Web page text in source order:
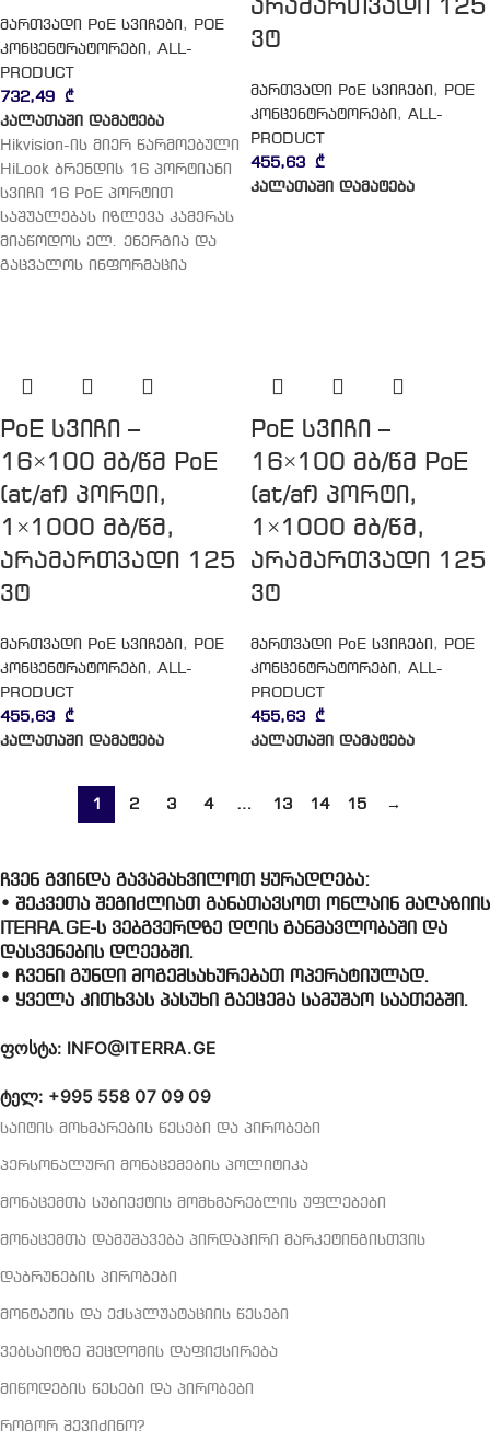
მართვადი PoE სვიჩები ,
POE
კონცენტრატორები , ALL-
PRODUCT
732,49 ₾
კალათაში დამატება
Hikvision-ის მიერ წარმოებული
HiLook ბრენდის 16 პორტიანი
სვიჩი 16 PoE პორტით
საშუალებას იზლევა კამერას
მიაწოდოს ელ. ენერგია და
გაცვალოს ინფორმაცია
არამართვადი 125
ვტ
მართვადი PoE სვიჩები ,
POE
კონცენტრატორები , ALL-
PRODUCT
455,63 ₾
კალათაში დამატება
PoE სვიჩი –
16×100 მბ/წმ PoE
(at/af) პორტი,
1×1000 მბ/წმ,
არამართვადი 125
ვტ
მართვადი PoE სვიჩები ,
POE
კონცენტრატორები , ALL-
PRODUCT
455,63 ₾
კალათაში დამატება
PoE სვიჩი –
16×100 მბ/წმ PoE
(at/af) პორტი,
1×1000 მბ/წმ,
არამართვადი 125
ვტ
მართვადი PoE სვიჩები ,
POE
კონცენტრატორები , ALL-
PRODUCT
455,63 ₾
კალათაში დამატება
1 2 3 4 … 13 14 15 →
ჩვენ გვინდა გავამახვილოთ ყურადღება:
• შეკვეთა შეგიძლიათ განათავსოთ ონლაინ მაღაზიის
ITERRA.GE-ს ვებგვერდზე დღის განმავლობაში და
დასვენების დღეებში.
• ჩვენი გუნდი მოგემსახურებათ ოპერატიულად.
• ყველა კითხვას პასუხი გაეცემა სამუშაო საათებში.
ფოსტა: INFO@ITERRA.GE
ტელ: +995 558 07 09 09
საიტის მოხმარების წესები და პირობები
პერსონალური მონაცემების პოლიტიკა
მონაცემთა სუბიექტის მომხმარებლის უფლებები
მონაცემთა დამუშავება პირდაპირი მარკეტინგისთვის
დაბრუნების პირობები
მონტაჟის და ექსპლუატაციის წესები
ვებსაიტზე შეცდომის დაფიქსირება
მიწოდების წესები და პირობები
როგორ შევიძინო?